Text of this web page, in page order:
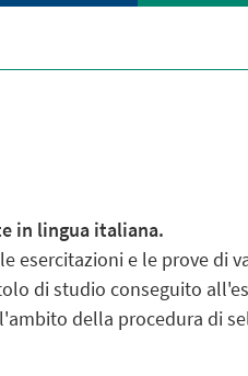
in lingua italiana.
esercitazioni e le prove di
di studio conseguito
della procedura di